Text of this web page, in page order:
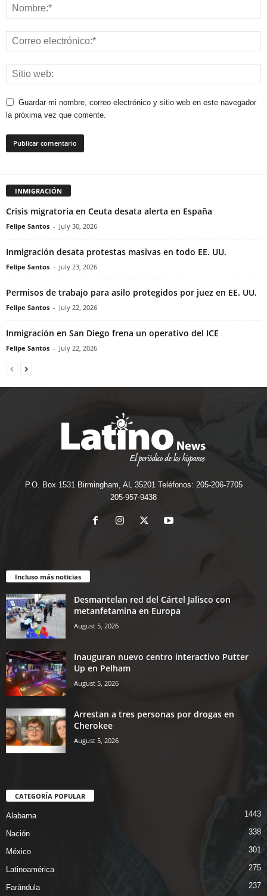
Guardar mi nombre, correo electrónico y sitio web en este navegador
la próxima vez que comente.
INMIGRACIÓN
Crisis migratoria en Ceuta desata alerta en España
Felipe Santos - July 30, 2026
Inmigración desata protestas masivas en todo EE. UU.
Felipe Santos - July 23, 2026
Permisos de trabajo para asilo protegidos por juez en EE. UU.
Felipe Santos - July 22, 2026
Inmigración en San Diego frena un operativo del ICE
Felipe Santos - July 22, 2026
P.O. Box 1531 Birmingham, AL 35201 Teléfonos: 205-206-7705
205-957-9438
Incluso más noticias
Desmantelan red del Cártel Jalisco con
metanfetamina en Europa
August 5, 2026
Inauguran nuevo centro interactivo Putter
Up en Pelham
August 5, 2026
Arrestan a tres personas por drogas en
Cherokee
August 5, 2026
CATEGORÍA POPULAR
Alabama 1443
Nación 338
México 301
Latinoamérica 275
Farándula 237